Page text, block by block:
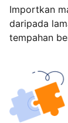
Importkan
daripada
tempahan